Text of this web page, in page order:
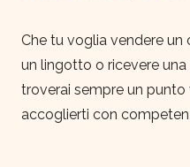
Che tu voglia vendere
un lingotto o ricevere
troverai sempre un
accoglierti con